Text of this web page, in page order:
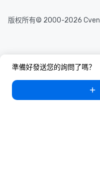
準備好發送您的詢問了嗎？
版权所有© 2000-2026